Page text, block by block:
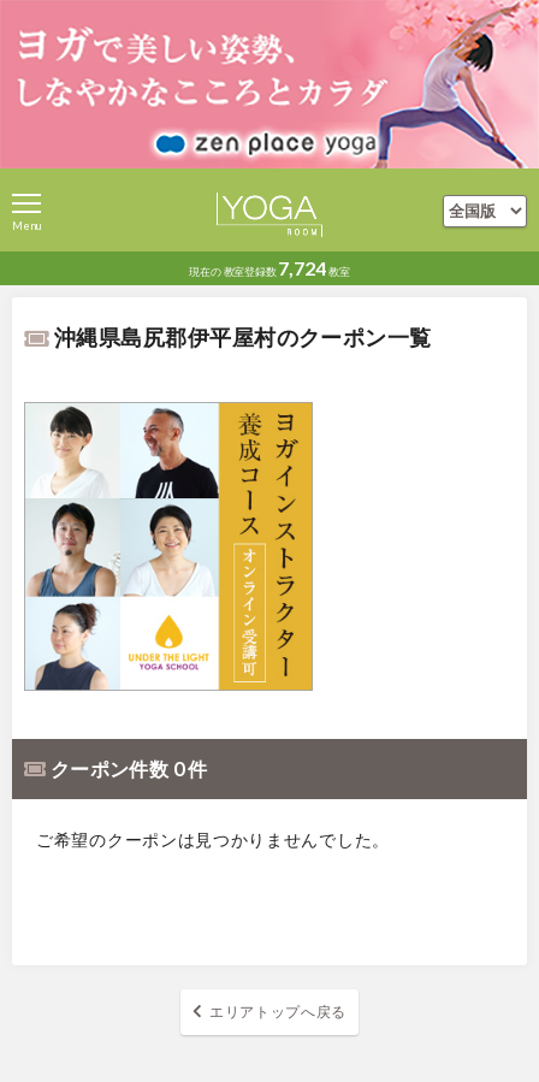
現在の教室登録数 7,724教室
Menu
沖縄県島尻郡伊平屋村のクーポン一覧
クーポン件数 0 件
ご希望のクーポンは見つかりませんでした。
エリアトップへ戻る